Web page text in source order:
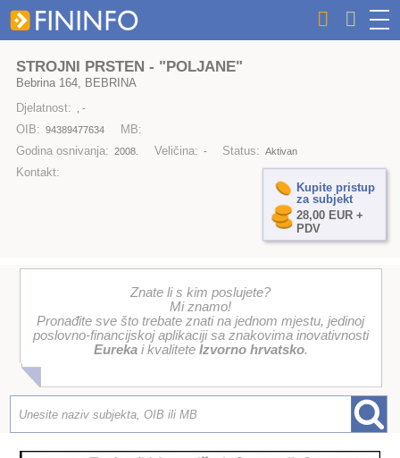
STROJNI PRSTEN - "POLJANE"
Bebrina 164, BEBRINA
Djelatnost:
, -
OIB: 94389477634
MB:
Godina osnivanja: 2008. Veličina: - Status: Aktivan
Kontakt:
Kupite pristup
za subjekt
28,00 EUR +
PDV
Znate li s kim poslujete?
Mi znamo!
Pronađite sve što trebate znati na jednom mjestu, jedinoj
poslovno-financijskoj aplikaciji sa znakovima inovativnosti
Eurekai kvalitete Izvorno hrvatsko.